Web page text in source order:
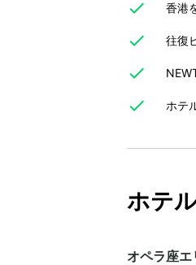
香港
往復
ホテ
ホテ
オペラ座